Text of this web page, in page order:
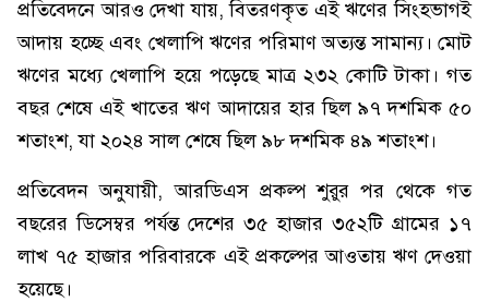
প্রতিবেদনে আরও দেখা যায়, বিতরণকৃত এই ঋণের সিংহভাগই
আদায় হচ্ছে এবং খেলাপি ঋণের পরিমাণ অত্যন্ত সামান্য। মোট
ঋণের মধ্যে খেলাপি হয়ে পড়েছে মাত্র ২৩২ কোটি টাকা। গত
বছর শেষে এই খাতের ঋণ আদায়ের হার ছিল ৯৭ দশমিক ৫০
শতাংশ, যা ২০২৪ সাল শেষে ছিল ৯৮ দশমিক ৪৯ শতাংশ।
প্রতিবেদন অনুযায়ী, আরডিএস প্রকল্প শুরুর পর থেকে গত
বছরের ডিসেম্বর পর্যন্ত দেশের ৩৫ হাজার ৩৫২টি গ্রামের ১৭
লাখ ৭৫ হাজার পরিবারকে এই প্রকল্পের আওতায় ঋণ দেওয়া
হয়েছে।